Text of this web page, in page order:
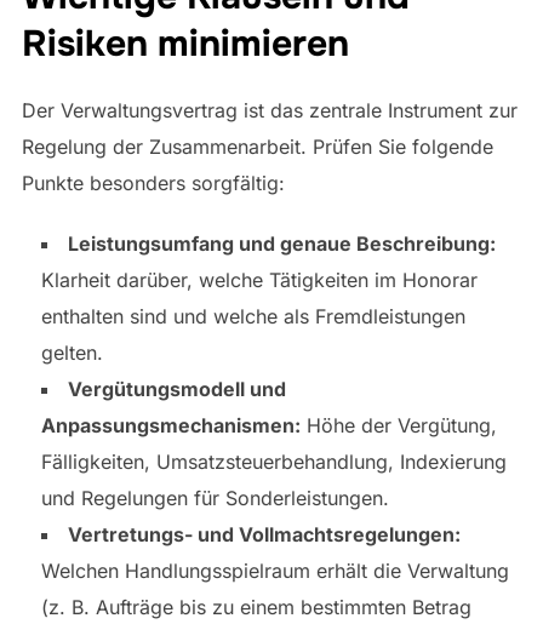
Risiken minimieren
Der Verwaltungsvertrag ist das zentrale Instrument zur
Regelung der Zusammenarbeit. Prüfen Sie folgende
Punkte besonders sorgfältig:
Leistungsumfang und genaue Beschreibung:
Klarheit darüber, welche Tätigkeiten im Honorar
enthalten sind und welche als Fremdleistungen
gelten.
Vergütungsmodell und
Anpassungsmechanismen: Höhe der Vergütung,
Fälligkeiten, Umsatzsteuerbehandlung, Indexierung
und Regelungen für Sonderleistungen.
Vertretungs- und Vollmachtsregelungen:
Welchen Handlungsspielraum erhält die Verwaltung
(z. B. Aufträge bis zu einem bestimmten Betrag